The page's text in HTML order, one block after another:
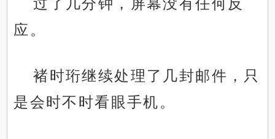
过了几分钟，屏幕没有任何反
应。
褚时珩继续处理了几封邮件，只
是会时不时看眼手机。